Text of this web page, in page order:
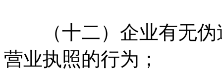
（十二）企业有无伪
营业执照的行为；